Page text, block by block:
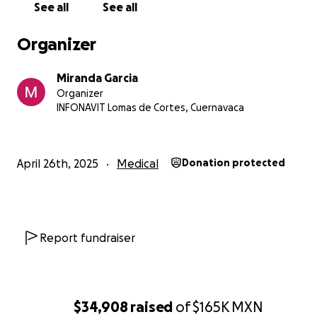
$34,908 raised of$165K MXN
más.
Gracias de corazón por leerme.
Miranda
See all See all
Organizer
Miranda Garcia
Organizer
INFONAVIT Lomas de Cortes, Cuernavaca
April 26th, 2025 Medical Donation protected
Report fundraiser